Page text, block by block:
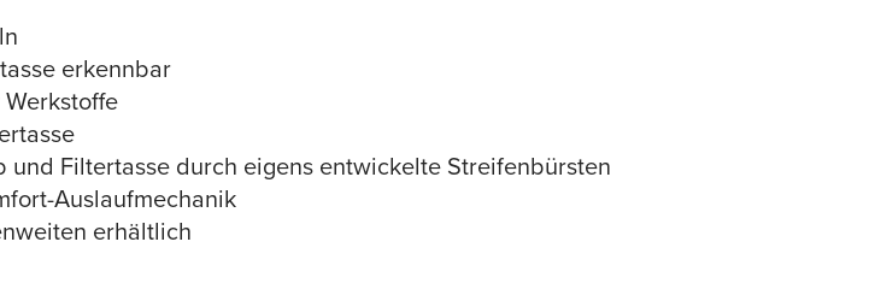
erkennbar
Filtertasse durch eigens entwickelte Streifenbürsten
Auslaufmechanik
erhältlich